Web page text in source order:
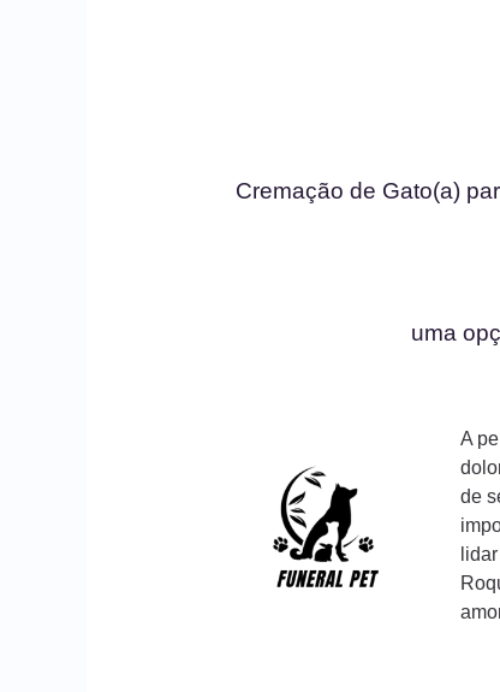
Cremação de Gato(a)
uma
A
de